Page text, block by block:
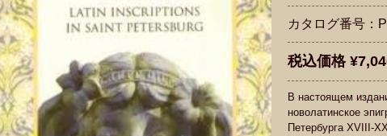
カタログ番号：
税込価格
В настоящем
новолатинское
Петербурга ХVIII-